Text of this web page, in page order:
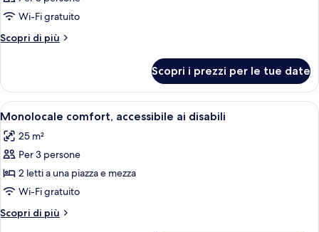
foto
per
Wi-Fi gratuito
Scopri di più
Altri
Scopri i prezzi per le tue date
Apri
tutte
le
foto
per
Monolocale
comfort,
accessibile
Una camera d'albergo con due letti,
4
Monolocale comfort, accessibile ai disabili
25 m²
Per 3 persone
2 letti a una piazza e mezza
Wi-Fi gratuito
Scopri di più
Altri